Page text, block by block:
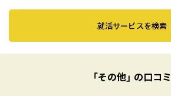
就活サービスを検索
「その他」 の口コミ